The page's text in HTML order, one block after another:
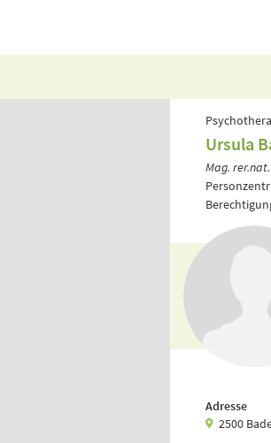
Ursula
Mag. rer.nat.
Adresse
2500